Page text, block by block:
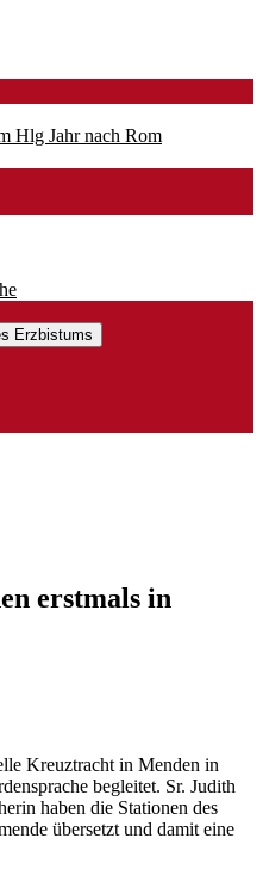
Hlg Jahr nach Rom
Erzbistums
erstmals in
Kreuztracht in Menden in
begleitet. Sr. Judith
haben die Stationen des
übersetzt und damit eine